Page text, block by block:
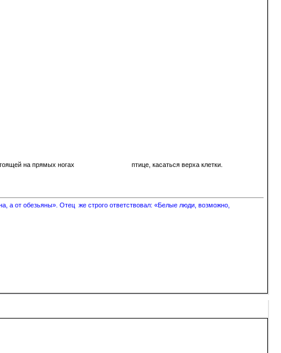
стоящей на прямых ногах птице, касаться верха клетки.
а от обезьяны». Отец же строго ответствовал: «Белые люди, возможно,